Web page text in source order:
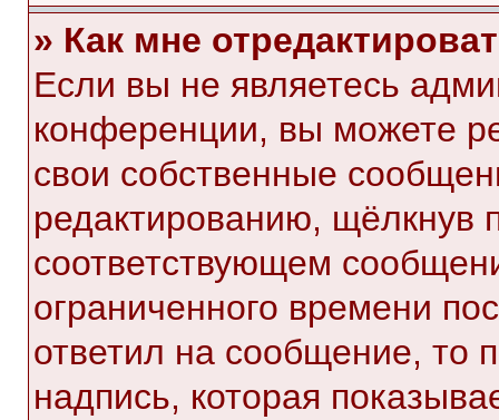
» Как мне
Если вы не являетесь
конференции, вы можете
свои собственные
редактированию, щёлкнув
соответствующем
ограниченного времени
ответил на сообщение, то
надпись, которая